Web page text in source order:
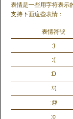
表情是一些用字符表示
支持下面這些表情：
表情符號
:)
:(
:D
:\'(
:@
:o